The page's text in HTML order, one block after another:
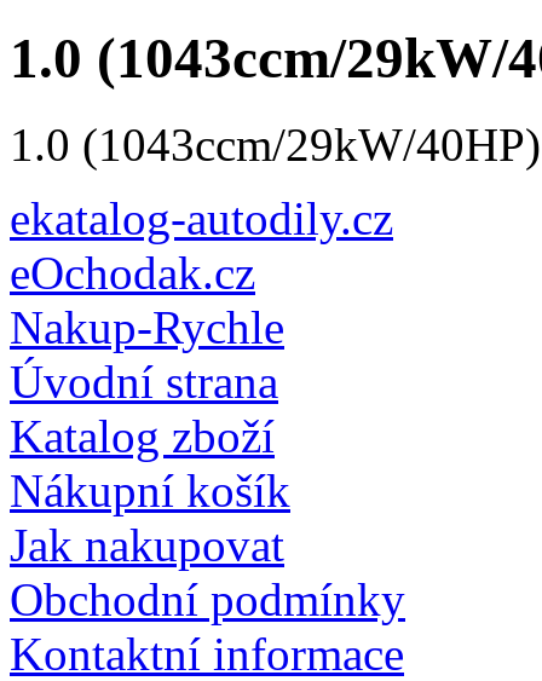
1.0 (1043ccm/29kW/
1.0 (1043ccm/29kW/
ekatalog-autodily.cz
eOchodak.cz
Nakup-Rychle
Úvodní strana
Katalog zboží
Nákupní košík
Jak nakupovat
Obchodní podmínky
Kontaktní informace